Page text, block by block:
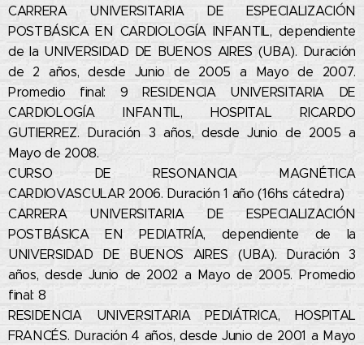
CARRERA UNIVERSITARIA DE ESPECIALIZACIÓN
POSTBÁSICA EN CARDIOLOGÍA INFANTIL, dependiente
de la UNIVERSIDAD DE BUENOS AIRES (UBA). Duración
de 2 años, desde Junio de 2005 a Mayo de 2007.
Promedio final: 9 RESIDENCIA UNIVERSITARIA DE
CARDIOLOGÍA INFANTIL, HOSPITAL RICARDO
GUTIERREZ. Duración 3 años, desde Junio de 2005 a
Mayo de 2008.
CURSO DE RESONANCIA MAGNÉTICA
CARDIOVASCULAR 2006. Duración 1 año (16hs cátedra)
CARRERA UNIVERSITARIA DE ESPECIALIZACIÓN
POSTBÁSICA EN PEDIATRÍA, dependiente de la
UNIVERSIDAD DE BUENOS AIRES (UBA). Duración 3
años, desde Junio de 2002 a Mayo de 2005. Promedio
final: 8
RESIDENCIA UNIVERSITARIA PEDIÁTRICA, HOSPITAL
FRANCÉS. Duración 4 años, desde Junio de 2001 a Mayo